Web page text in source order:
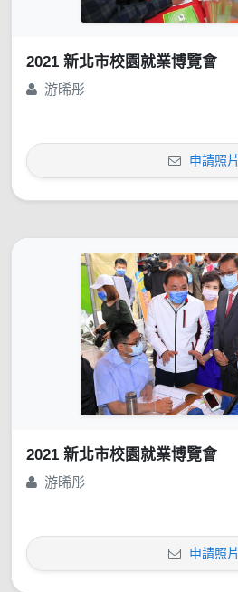
2021 新北市校園就業博覽會
游晞彤
申請照片
2021 新北市校園就業博覽會
游晞彤
申請照片